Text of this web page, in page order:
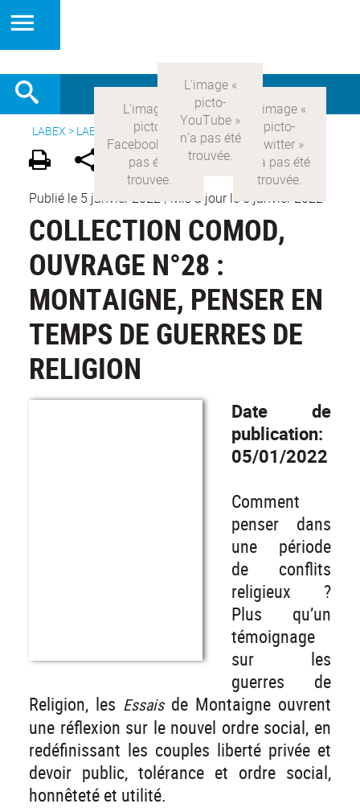
LABEX > LABEX COMOD> Version française Publications
Publié le 5 janvier 2022 | Mis à jour le 5 janvier 2022
COLLECTION COMOD,
OUVRAGE N°28 :
MONTAIGNE, PENSER EN
TEMPS DE GUERRES DE
RELIGION
Date de
publication:
05/01/2022
Comment
penser dans
une période
de conflits
religieux ?
Plus qu’un
témoignage
sur les
guerres de
Religion, les Essaisde Montaigne ouvrent
une réflexion sur le nouvel ordre social, en
redéfinissant les couples liberté privée et
devoir public, tolérance et ordre social,
honnêteté et utilité.